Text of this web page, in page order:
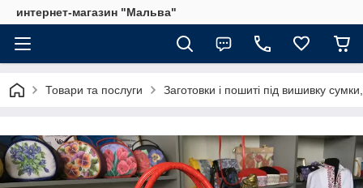
интернет-магазин "Мальва"
Товари та послуги Заготовки і пошиті під вишивку